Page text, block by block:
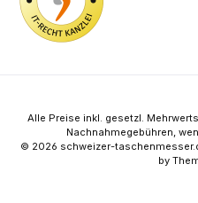
Alle Preise inkl. gesetzl.
Nachnahmegebühren,
© 2026 schweizer-
by